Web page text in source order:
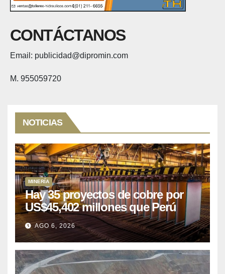
CONTÁCTANOS
Email: publicidad@dipromin.com
M. 955059720
NOTICIAS
MINERÍA
Hay 35 proyectos de cobre por
US$45,402 millones que Perú
puede aprovechar
AGO 6, 2026